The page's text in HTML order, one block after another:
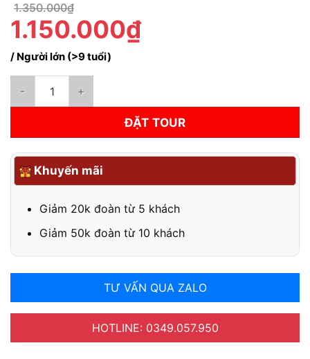
1.350.000₫
1.150.000₫
/ Người lớn (>9 tuổi)
ĐẶT TOUR
Khuyến mãi
Giảm 20k đoàn từ 5 khách
Giảm 50k đoàn từ 10 khách
TƯ VẤN QUA ZALO
HOTLINE: 0349.057.950